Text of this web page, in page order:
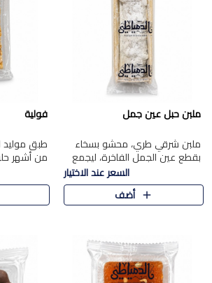
ملبن حبل عين جمل
ملبن شرقي طري، محشو بسخاء
بقطع عين الجمل الفاخرة، ليجمع
بين القوام الناعم وقرمشة الجوز
في مذاق شرقي أصيل.
السعر عند الاختيار
أضف
فولية
طبق موليد
من أشهر
فول
ومغلف
المكرمل،